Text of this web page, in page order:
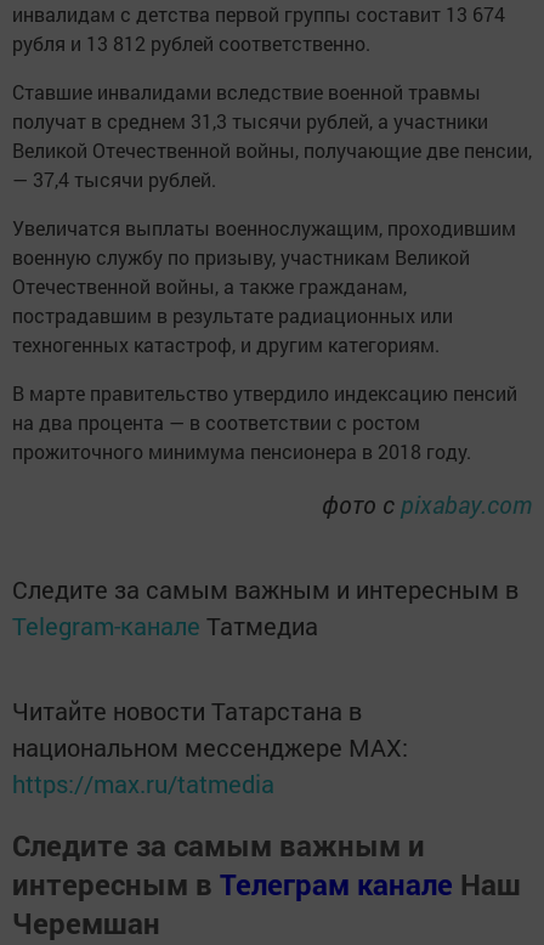
инвалидам с детства первой группы составит 13 674
рубля и 13 812 рублей соответственно.
Ставшие инвалидами вследствие военной травмы
получат в среднем 31,3 тысячи рублей, а участники
Великой Отечественной войны, получающие две пенсии,
— 37,4 тысячи рублей.
Увеличатся выплаты военнослужащим, проходившим
военную службу по призыву, участникам Великой
Отечественной войны, а также гражданам,
пострадавшим в результате радиационных или
техногенных катастроф, и другим категориям.
В марте правительство утвердило индексацию пенсий
на два процента — в соответствии с ростом
прожиточного минимума пенсионера в 2018 году.
фото сpixabay.com
Следите за самым важным и интересным в
Telegram-канале Татмедиа
Читайте новости Татарстана в
национальном мессенджере MАХ:
https://max.ru/tatmedia
Следите за самым важным и
интересным в Телеграм канале Наш
Черемшан